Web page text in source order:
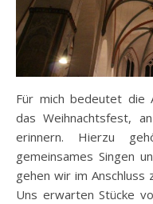
Für mich bedeutet die
das Weihnachtsfest,
erinnern. Hierzu
gemeinsames Singen
gehen wir im Anschluss
Uns erwarten Stücke